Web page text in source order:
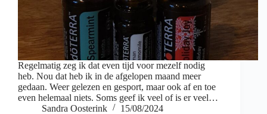
Regelmatig zeg ik dat even tijd voor mezelf nodig
heb. Nou dat heb ik in de afgelopen maand meer
gedaan. Weer gelezen en gesport, maar ook af en toe
even helemaal niets. Soms geef ik veel of is er veel…
Sandra Oosterink
15/08/2024